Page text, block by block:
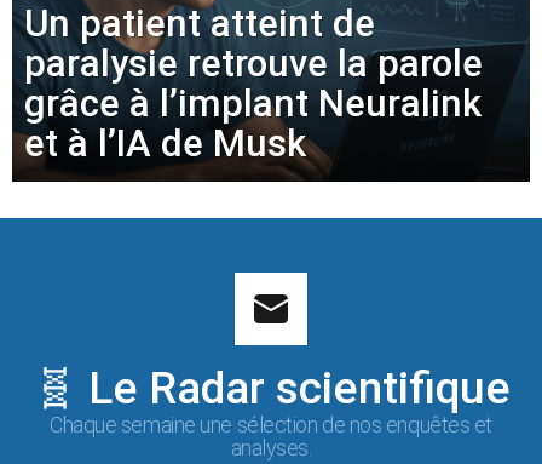
Un patient atteint de
paralysie retrouve la parole
grâce à l’implant Neuralink
et à l’IA de Musk
🧬 Le Radar scientifique
Chaque semaine une sélection de nos enquêtes et
analyses.